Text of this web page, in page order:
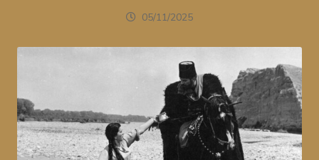
05/11/2025